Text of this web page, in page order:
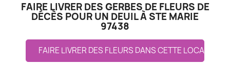
FAIRE LIVRER DES GERBES DE FLEURS DE
DÉCÈS POUR UN DEUIL À STE MARIE
97438
FAIRE LIVRER DES FLEURS DANS CETTE LOCALITE